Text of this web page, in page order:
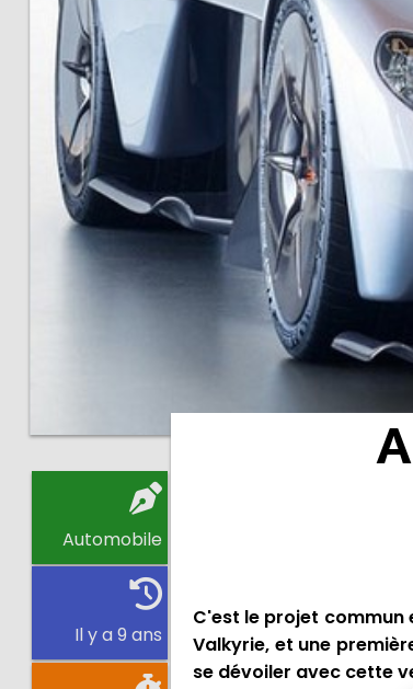
Automobile
Il y a 9 ans
C'est le projet commun
Valkyrie, et une
se dévoiler avec cette